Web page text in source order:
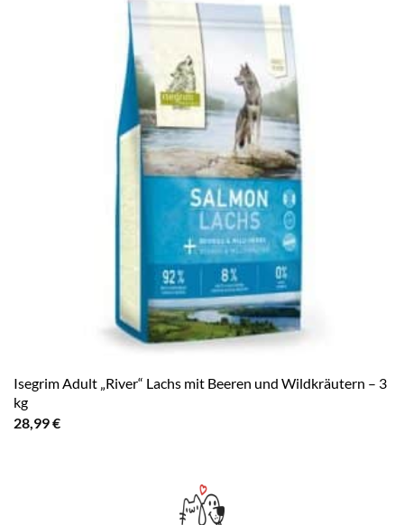
Isegrim Adult „River“ Lachs mit Beeren und Wildkräutern – 3
kg
28,99€